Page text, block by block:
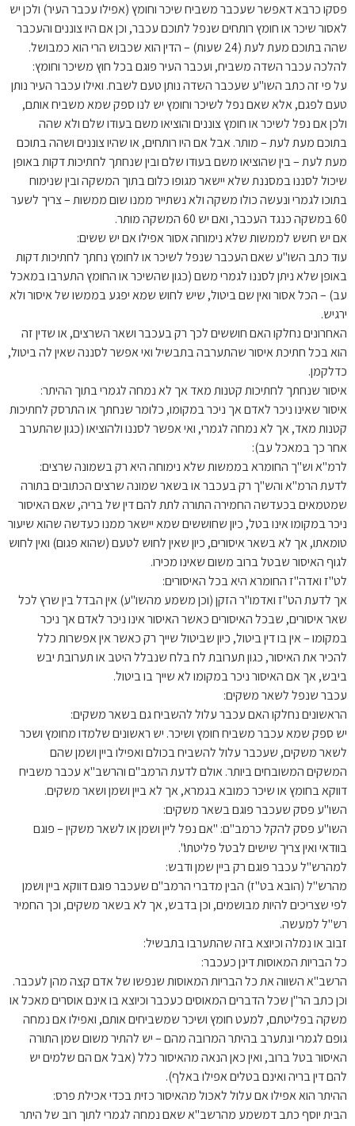
פסקו כרבא דאפשר שעכבר משביח שיכר וחומץ (אפילו עכבר העיר) ולכן יש
לאסור שיכר או חומץ רותחים שנפל לתוכם עכבר, וכן אם היו צוננים והעכבר
שהה בתוכם מעת לעת (24 שעות) – הדין הוא שכבוש הרי הוא כמבושל.
להלכה עכבר השדה משביח, ועכבר העיר פוגם בכל חוץ משיכר וחומץ:
על פי זה כתב השו"ע שעכבר השדה נותן טעם לשבח. ואילו עכבר העיר נותן
טעם לפגם, אלא שאם נפל לשיכר וחומץ יש לנו ספק שמא משביח אותם,
ולכן אם נפל לשיכר או חומץ צוננים והוציאו משם בעודו שלם ולא שהה
בתוכם מעת לעת – מותר. אבל אם היו רותחים, או שהיו צוננים ושהה בתוכם
מעת לעת – בין שהוציאו משם בעודו שלם ובין שנחתך לחתיכות דקות באופן
שיכול לסננו במסננת שלא יישאר מגופו כלום בתוך המשקה ובין שנימוח
בתוכו לגמרי ונעשה כולו משקה ולא נשתייר ממנו שום ממשות – צריך לשער
60 במשקה כנגד העכבר, ואם יש 60 המשקה מותר.
אם יש חשש לממשות שלא נימוחה אסור אפילו אם יש ששים:
עוד כתב השו"ע שאם העכבר שנפל לשיכר או לחומץ נחתך לחתיכות דקות
באופן שלא ניתן לסננו לגמרי משם (כגון שהשיכר או החומץ התערבו במאכל
עב) – הכל אסור ואין שם ביטול, שיש לחוש שמא יפגע בממשו של איסור ולא
ירגיש.
האחרונים נחלקו האם חוששים לכך רק בעכבר ושאר השרצים, או שדין זה
הוא בכל חתיכת איסור שהתערבה בתבשיל ואי אפשר לסננה שאין לה ביטול,
כדלקמן.
איסור שנחתך לחתיכות קטנות מאד אך לא נמחה לגמרי בתוך ההיתר:
איסור שאינו ניכר לאדם אך ניכר במקומו, כלומר שנחתך או התרסק לחתיכות
קטנות מאד, אך לא נמחה לגמרי, ואי אפשר לסננו ולהוציאו (כגון שהתערב
אחר כך במאכל עב):
לרמ"א וש"ך החומרא בממשות שלא נימוחה היא רק בשמונה שרצים:
לדעת הרמ"א והש"ך רק בעכבר או בשאר שמונה שרצים הכתובים בתורה
שמטמאים בכעדשה החמירה התורה לתת להם דין של בריה, שאם האיסור
ניכר במקומו אינו בטל, כיון שחוששים שמא יישאר ממנו כעדשה שהוא שיעור
טומאתו, אך לא בשאר איסורים, כיון שאין לחוש לטעם (שהוא פגום) ואין לחוש
לגוף האיסור שבטל ברוב משום שאינו מכירו.
לט"ז ואדה"ז החומרא היא בכל האיסורים:
אך לדעת הט"ז ואדמו"ר הזקן (וכן משמע מהשו"ע) אין הבדל בין שרץ לכל
שאר איסורים, שבכל האיסורים כאשר האיסור אינו ניכר לאדם אך ניכר
במקומו – אין בו דין ביטול, כיון שביטול שייך רק כאשר אין אפשרות כלל
להכיר את האיסור, כגון תערובת לח בלח שנבלל היטב או תערובת יבש
ביבש, אך אם האיסור ניכר במקומו לא שייך בו ביטול.
עכבר שנפל לשאר משקים:
הראשונים נחלקו האם עכבר עלול להשביח גם בשאר משקים:
יש ספק שמא עכבר משביח חומץ ושיכר. יש ראשונים שלמדו מחומץ ושכר
לשאר משקים, שעכבר עלול להשביח בכולם ואפילו ביין ושמן שהם
המשקים המשובחים ביותר. אולם לדעת הרמב"ם והרשב"א עכבר משביח
דווקא בחומץ או שיכר כמובא בגמרא, אך לא ביין ושמן ושאר משקים.
השו"ע פסק שעכבר פוגם בשאר משקים:
השו"ע פסק להקל כרמב"ם: "אם נפל ליין ושמן או לשאר משקין – פוגם
בוודאי ואין צריך שישים לבטל פליטתו".
למהרש"ל עכבר פוגם רק ביין שמן ודבש:
מהרש"ל (הובא בט"ז) הבין מדברי הרמב"ם שעכבר פוגם דווקא ביין ושמן
לפי שצריכים להיות מבושמים, וכן בדבש, אך לא בשאר משקים, וכך החמיר
רש"ל למעשה.
זבוב או נמלה וכיוצא בזה שהתערבו בתבשיל:
כל הבריות המאוסות דינן כעכבר:
הרשב"א השווה את כל הבריות המאוסות שנפשו של אדם קצה מהן לעכבר.
וכן כתב הר"ן שכל הדברים המאוסים כעכבר וכיוצא בו אינם אוסרים מאכל או
משקה בפליטתם, למעט חומץ ושיכר שמשביחים אותם, ואפילו אם נמחה
גופם לגמרי ונתערב בהיתר המרובה מהם – יש להתיר משום שמן התורה
האיסור בטל ברוב, ואין כאן הנאה מהאיסור כלל (אבל אם הם שלמים יש
להם דין בריה ואינם בטלים אפילו באלף).
ההיתר הוא אפילו אם עלול לאכול מהאיסור כזית בכדי אכילת פרס:
הבית יוסף כתב דמשמע מהרשב"א שאם נמחה לגמרי לתוך רוב של היתר